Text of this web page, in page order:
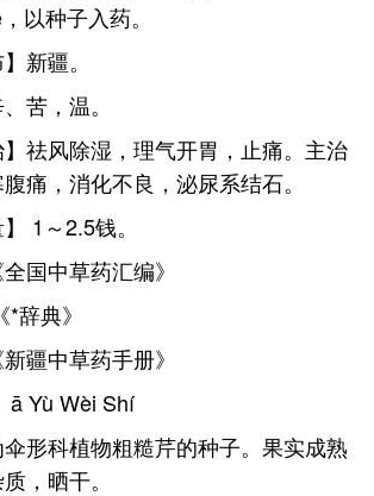
以种子入药。
新疆。
苦，温。
】祛风除湿，理气开胃，止痛。主治
痛，消化不良，泌尿系结石。
1～2.5钱。
全国中草药汇编》
辞典》
新疆中草药手册》
ā Yù Wèi Shí
伞形科植物粗糙芹的种子。果实成熟
，晒干。